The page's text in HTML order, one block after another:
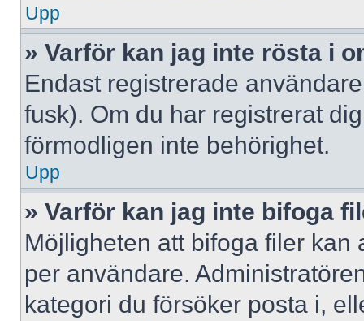
Upp
» Varför kan jag inte rösta i
Endast registrerade
fusk). Om du har registrerat
förmodligen inte behörighet.
Upp
» Varför kan jag inte bifoga
Möjligheten att bifoga filer
per användare.
kategori du försöker posta i,